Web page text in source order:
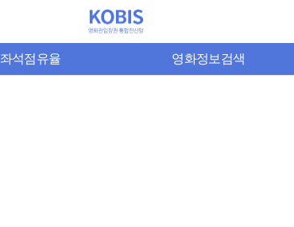
좌석점유율 영화정보검색